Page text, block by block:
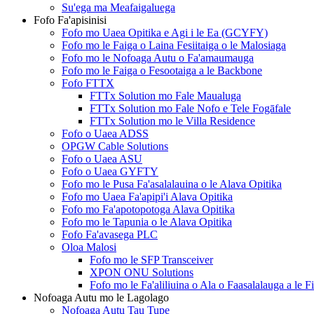
Su'ega ma Meafaigaluega
Fofo Fa'apisinisi
Fofo mo Uaea Opitika e Agi i le Ea (GCYFY)
Fofo mo le Faiga o Laina Fesiitaiga o le Malosiaga
Fofo mo le Nofoaga Autu o Fa'amaumauga
Fofo mo le Faiga o Fesootaiga a le Backbone
Fofo FTTX
FTTx Solution mo Fale Maualuga
FTTx Solution mo Fale Nofo e Tele Fogāfale
FTTx Solution mo le Villa Residence
Fofo o Uaea ADSS
OPGW Cable Solutions
Fofo o Uaea ASU
Fofo o Uaea GYFTY
Fofo mo le Pusa Fa'asalalauina o le Alava Opitika
Fofo mo Uaea Fa'apipi'i Alava Opitika
Fofo mo Fa'apotopotoga Alava Opitika
Fofo mo le Tapunia o le Alava Opitika
Fofo Fa'avasega PLC
Oloa Malosi
Fofo mo le SFP Transceiver
XPON ONU Solutions
Fofo mo le Fa'aliliuina o Ala o Faasalalauga a le
Nofoaga Autu mo le Lagolago
Nofoaga Autu Tau Tupe